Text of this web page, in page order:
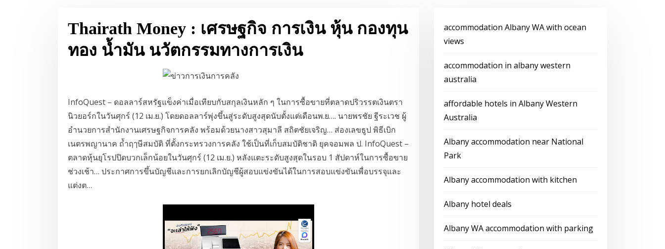
Thairath Money : เศรษฐกิจ การเงิน หุ้น กองทุน
ทอง น้ำมัน นวัตกรรมทางการเงิน
InfoQuest – ดอลลาร์สหรัฐแข็งค่าเมื่อเทียบกับสกุลเงินหลัก ๆ ในการซื้อขายที่ตลาดปริวรรตเงินตรา
นิวยอร์กในวันศุกร์ (12 เม.ย.) โดยดอลลาร์พุ่งขึ้นสู่ระดับสูงสุดนับตั้งแต่เดือนพ.ย…. นายพรชัย ฐีระเวช ผู้
อำนวยการสำนักงานเศรษฐกิจการคลัง พร้อมด้วยนางสาวสุมาลี สถิตชัยเจริญ… ส่องเลขธูป พิธีเบิก
เนตรพญานาค ถ้ำฤๅษีสมบัติ ที่ตั้งกระทรวงการคลัง ใช้เป็นที่เก็บสมบัติชาติ ยุคจอมพล ป. InfoQuest –
ตลาดหุ้นยุโรปปิดบวกเล็กน้อยในวันศุกร์ (12 เม.ย.) หลังแตะระดับสูงสุดในรอบ 1 สัปดาห์ในการซื้อขาย
ช่วงเช้า… ประกาศการขึ้นบัญชีและการยกเลิกบัญชีผู้สอบแข่งขันได้ในการสอบแข่งขันเพื่อบรรจุและ
แต่งต…
accommodation Albany WA with ocean
views
accommodation in albany western
australia
affordable hotels in Albany Western
Australia
Albany accommodation near National
Park
Albany accommodation with kitchen
Albany hotel deals
Albany WA accommodation with parking